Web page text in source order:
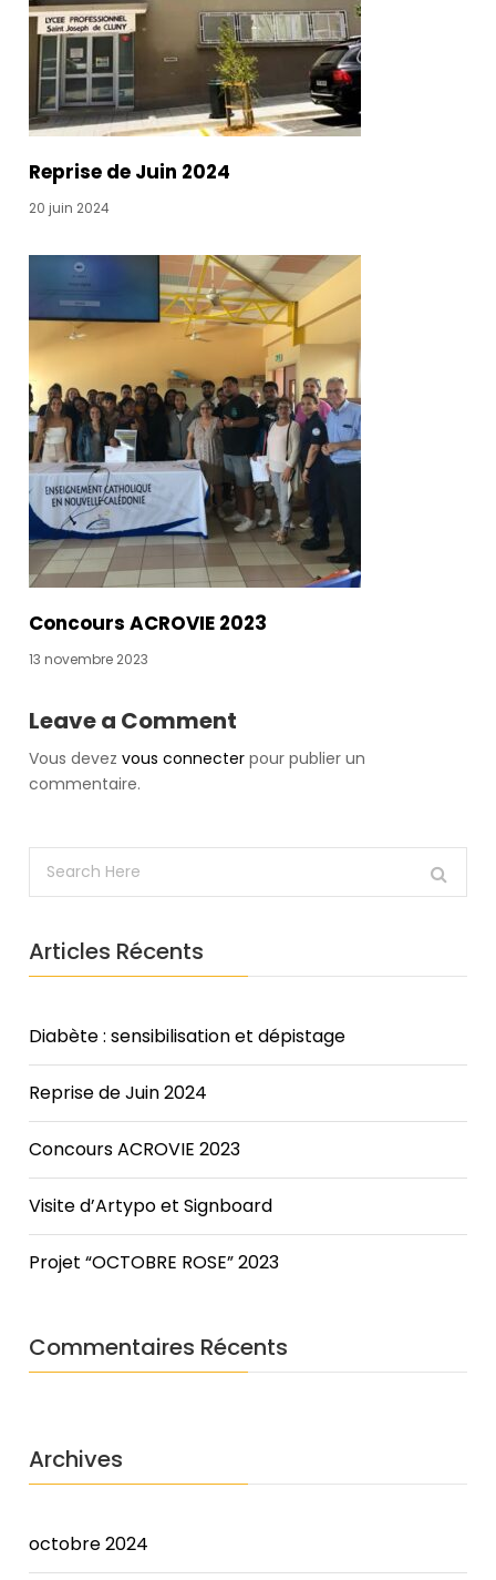
Reprise de Juin 2024
20 juin 2024
Concours ACROVIE 2023
13 novembre 2023
Leave a Comment
Vous devezvous connecter pour publier un
commentaire.
Articles Récents
Diabète : sensibilisation et dépistage
Reprise de Juin 2024
Concours ACROVIE 2023
Visite d’Artypo et Signboard
Projet “OCTOBRE ROSE” 2023
Commentaires Récents
Archives
octobre 2024
The
FRAME
Dunk
increases.